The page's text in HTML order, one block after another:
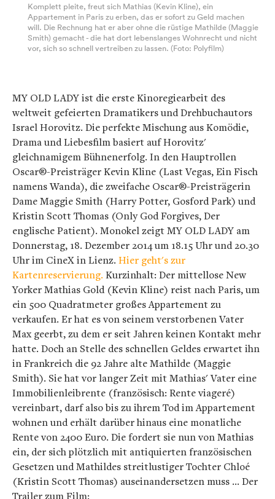
Komplett pleite, freut sich Mathias (Kevin Kline), ein
Appartement in Paris zu erben, das er sofort zu Geld machen
will. Die Rechnung hat er aber ohne die rüstige Mathilde (Maggie
Smith) gemacht - die hat dort lebenslanges Wohnrecht und nicht
vor, sich so schnell vertreiben zu lassen. (Foto: Polyfilm)
MY OLD LADY ist die erste Kinoregiearbeit des
weltweit gefeierten Dramatikers und Drehbuchautors
Israel Horovitz. Die perfekte Mischung aus Komödie,
Drama und Liebesfilm basiert auf Horovitz'
gleichnamigem Bühnenerfolg. In den Hauptrollen
Oscar®-Preisträger Kevin Kline (Last Vegas, Ein Fisch
namens Wanda), die zweifache Oscar®-Preisträgerin
Dame Maggie Smith (Harry Potter, Gosford Park) und
Kristin Scott Thomas (Only God Forgives, Der
englische Patient). Monokel zeigt MY OLD LADY am
Donnerstag, 18. Dezember 2014 um 18.15 Uhr und 20.30
Uhr im CineX in Lienz. Hier geht's zur
Kartenreservierung. Kurzinhalt: Der mittellose New
Yorker Mathias Gold (Kevin Kline) reist nach Paris, um
ein 500 Quadratmeter großes Appartement zu
verkaufen. Er hat es von seinem verstorbenen Vater
Max geerbt, zu dem er seit Jahren keinen Kontakt mehr
hatte. Doch an Stelle des schnellen Geldes erwartet ihn
in Frankreich die 92 Jahre alte Mathilde (Maggie
Smith). Sie hat vor langer Zeit mit Mathias' Vater eine
Immobilienleibrente (französisch: Rente viageré)
vereinbart, darf also bis zu ihrem Tod im Appartement
wohnen und erhält darüber hinaus eine monatliche
Rente von 2400 Euro. Die fordert sie nun von Mathias
ein, der sich plötzlich mit antiquierten französischen
Gesetzen und Mathildes streitlustiger Tochter Chloé
(Kristin Scott Thomas) auseinandersetzen muss ... Der
Trailer zum Film: